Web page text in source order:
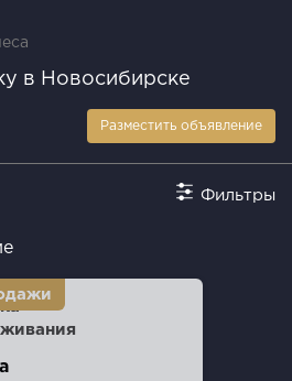
в Новосибирске
Разместить объявление
Фильтры